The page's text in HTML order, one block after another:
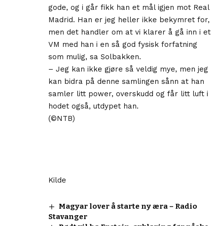
gode, og i går fikk han et mål igjen mot Real
Madrid. Han er jeg heller ikke bekymret for,
men det handler om at vi klarer å gå inn i et
VM med han i en så god fysisk forfatning
som mulig, sa Solbakken.
– Jeg kan ikke gjøre så veldig mye, men jeg
kan bidra på denne samlingen sånn at han
samler litt power, overskudd og får litt luft i
hodet også, utdypet han.
(©NTB)
Kilde
Magyar lover å starte ny æra – Radio
Stavanger